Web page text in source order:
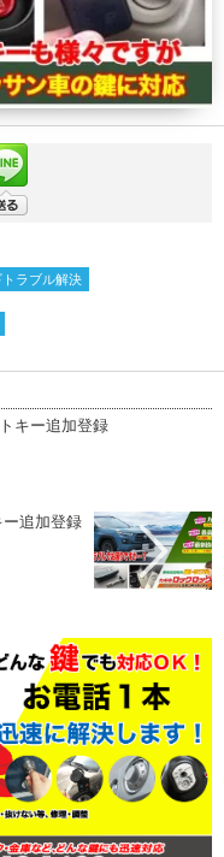
ラブル解決
キー追加登録
ー追加登録